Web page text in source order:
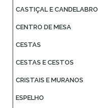
CASTIÇAL E CANDELABRO
CENTRO DE MESA
CESTAS
CESTAS E CESTOS
CRISTAIS E MURANOS
ESPELHO